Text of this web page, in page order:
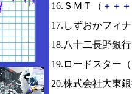
16.ＳＭＴ（ ＋ ＋ ＋
17.しずおかフィ
18.八十二長野銀
19.ロードスター（
20.株式会社大東